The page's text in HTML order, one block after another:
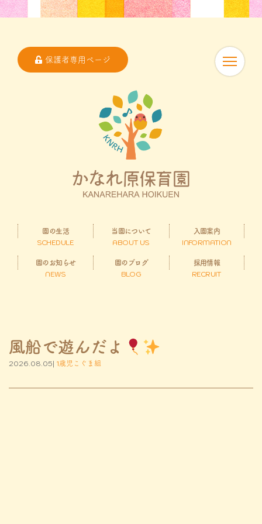
保護者専用ページ
園の生活
SCHEDULE
当園について
ABOUT US
入園案内
INFORMATION
園のお知らせ
NEWS
園のブログ
BLOG
採用情報
RECRUIT
風船で遊んだよ
2026.08.05| 1歳児こぐま組